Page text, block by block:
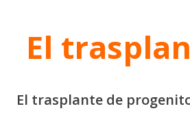
El
El trasplante de